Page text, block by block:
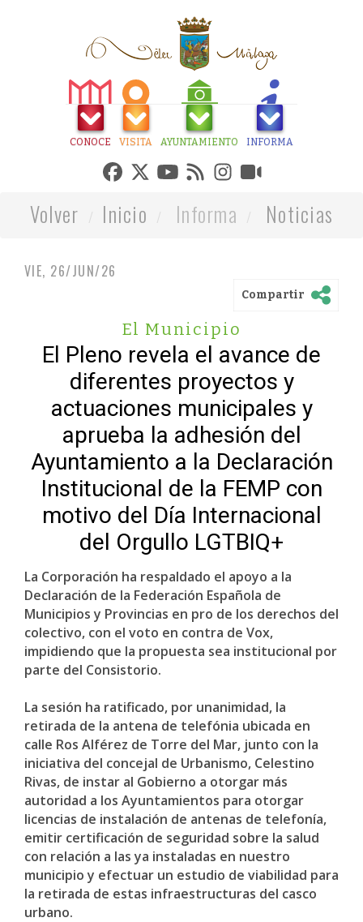
CONOCE VISITA AYUNTAMIENTO INFORMA
Volver Inicio Informa Noticias
VIE, 26/JUN/26
Compartir
El Municipio
El Pleno revela el avance de
diferentes proyectos y
actuaciones municipales y
aprueba la adhesión del
Ayuntamiento a la Declaración
Institucional de la FEMP con
motivo del Día Internacional
del Orgullo LGTBIQ+
La Corporación ha respaldado el apoyo a la
Declaración de la Federación Española de
Municipios y Provincias en pro de los derechos del
colectivo, con el voto en contra de Vox,
impidiendo que la propuesta sea institucional por
parte del Consistorio.
La sesión ha ratificado, por unanimidad, la
retirada de la antena de telefónia ubicada en
calle Ros Alférez de Torre del Mar, junto con la
iniciativa del concejal de Urbanismo, Celestino
Rivas, de instar al Gobierno a otorgar más
autoridad a los Ayuntamientos para otorgar
licencias de instalación de antenas de telefonía,
emitir certificación de seguridad sobre la salud
con relación a las ya instaladas en nuestro
municipio y efectuar un estudio de viabilidad para
la retirada de estas infraestructuras del casco
urbano.